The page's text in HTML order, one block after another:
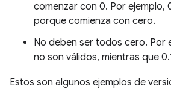
comenzar con 0. Por ejemplo,
porque comienza con cero.
No deben ser todos cero. Por
no son válidos, mientras que
Estos son algunos ejemplos de